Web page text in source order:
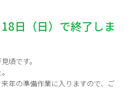
日（日）で終了しま
頃です。
年の準備作業に入りますので、ご